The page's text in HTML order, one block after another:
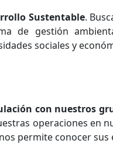
Sustentable.
de gestión
sociales y
con nuestros
operaciones en
permite conocer sus